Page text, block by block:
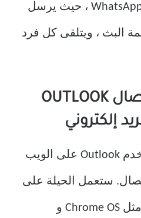
إنه مشابه لـ WhatsApp Broadcast ، حيث يرسل
البث ، ويتلقى كل فرد
استخدم جهات اتصال OUTLOOK
إلكتروني
في المثال أدناه ، سنستخدم Outlook على الويب
ستعمل الحيلة على
جميع الأنظمة الأساسية مثل Chrome OS و